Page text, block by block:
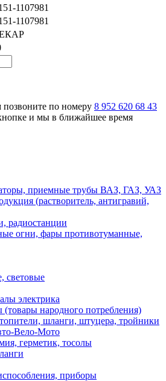
1107981
1107981
позвоните по номеру 8 952 620 68 43
и мы в ближайшее время
приемные трубы ВАЗ, ГАЗ, УАЗ
(растворитель, антигравий,
радиостанции
огни, фары противотуманные,
световые
электрика
народного потребления)
шланги, штуцера, тройники
Вело-Мото
герметик, тосолы
приборы